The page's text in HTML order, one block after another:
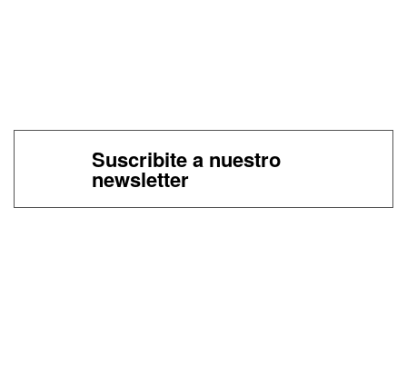
Suscribite a nuestro
newsletter